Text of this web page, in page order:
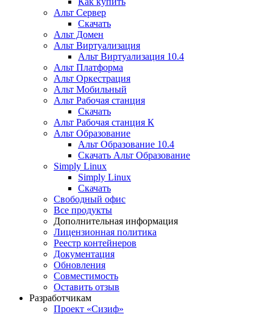
Альт Сервер
Скачать
Альт Домен
Альт Виртуализация
Альт Виртуализация 10.4
Альт Платформа
Альт Оркестрация
Альт Мобильный
Альт Рабочая станция
Скачать
Альт Рабочая станция К
Альт Образование
Альт Образование 10.4
Скачать Альт Образование
Simply Linux
Simply Linux
Скачать
Свободный офис
Все продукты
Дополнительная информация
Лицензионная политика
Реестр контейнеров
Документация
Обновления
Совместимость
Оставить отзыв
Разработчикам
Проект «Сизиф»